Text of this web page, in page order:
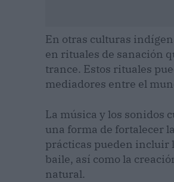
En otras culturas
en rituales de sanación
trance. Estos rituales
mediadores entre el
La música y los sonidos
una forma de fortalecer
prácticas pueden incluir
baile, así como la
natural.